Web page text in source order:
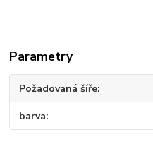
Parametry
Požadovaná šíře
barva